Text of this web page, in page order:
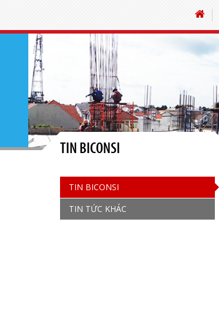
TIN BICONSI
TIN BICONSI
TIN TỨC KHÁC